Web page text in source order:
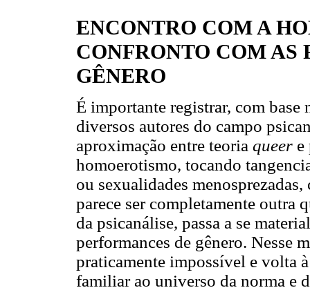
ENCONTRO COM A
CONFRONTO COM AS
GÊNERO
É importante registrar, com
diversos autores do campo
aproximação entre teoria queer e
homoerotismo, tocando
ou sexualidades
parece ser completamente outra
da psicanálise, passa a se
performances de gênero. Nesse
praticamente impossível e volta
familiar ao universo da norma e